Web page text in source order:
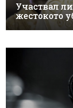
Участвал
жестокото